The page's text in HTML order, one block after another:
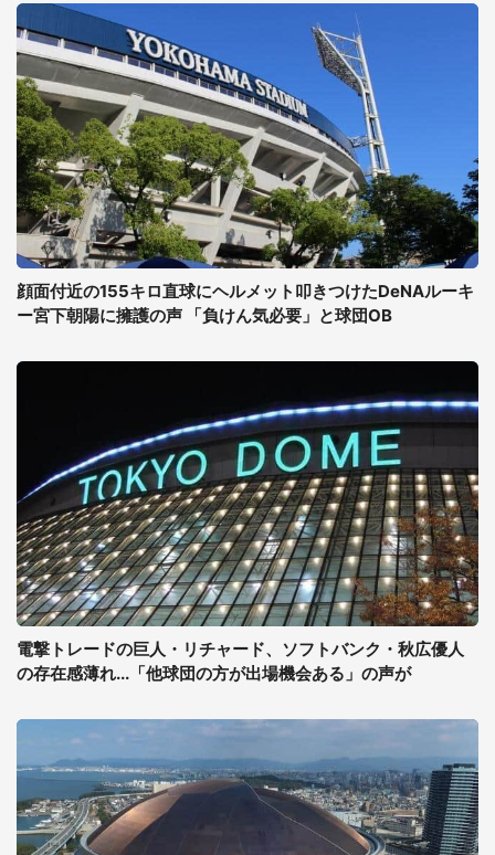
顔面付近の155キロ直球にヘルメット叩きつけたDeNAルーキ
ー宮下朝陽に擁護の声 「負けん気必要」と球団OB
電撃トレードの巨人・リチャード、ソフトバンク・秋広優人
の存在感薄れ...「他球団の方が出場機会ある」の声が